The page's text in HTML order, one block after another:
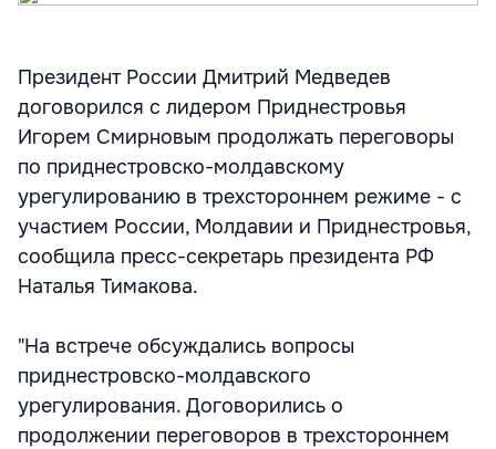
Президент России Дмитрий Медведев
договорился с лидером Приднестровья
Игорем Смирновым продолжать переговоры
по приднестровско-молдавскому
урегулированию в трехстороннем режиме - с
участием России, Молдавии и Приднестровья,
сообщила пресс-секретарь президента РФ
Наталья Тимакова.
"На встрече обсуждались вопросы
приднестровско-молдавского
урегулирования. Договорились о
продолжении переговоров в трехстороннем